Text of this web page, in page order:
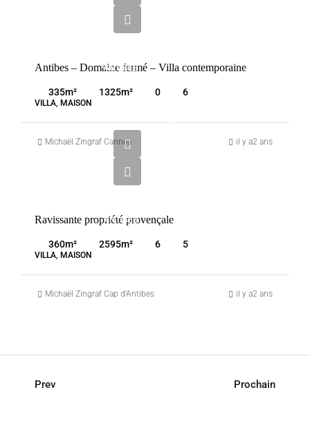
ANTIBES
Antibes – Domaine fermé – Villa contemporaine
335m² 1325m² 0 6
VILLA, MAISON
Michaël Zingraf Cannes il y a2 ans
ANTIBES
3
Ravissante propriété provençale
360m² 2595m² 6 5
VILLA, MAISON
Michaël Zingraf Cap d’Antibes il y a2 ans
Prev Prochain